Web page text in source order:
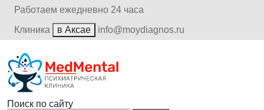
Работаем ежедневно 24 часа
Клиника
в Аксае info@moydiagnos.ru
Поиск по сайту